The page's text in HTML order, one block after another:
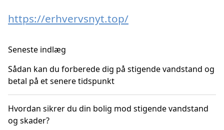
https://erhvervsnyt.top/
Seneste indlæg
Sådan kan du forberede dig på stigende vandstand og
betal på et senere tidspunkt
Hvordan sikrer du din bolig mod stigende vandstand
og skader?